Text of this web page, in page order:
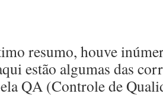
resumo, houve
estão algumas das
QA (Controle de